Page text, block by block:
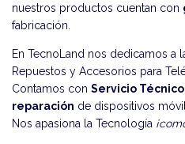
nuestros productos cuentan con
fabricación.
En TecnoLand nos dedicamos a
Repuestos y Accesorios para
Contamos con Servicio Técnico
reparación de dispositivos
Nos apasiona la Tecnología